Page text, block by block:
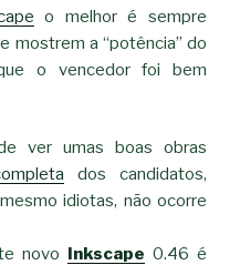
o melhor é sempre
mostrem a “potência” do
o vencedor foi bem
ver umas boas obras
dos candidatos,
idiotas, não ocorre
novo
Inkscape 0.46 é